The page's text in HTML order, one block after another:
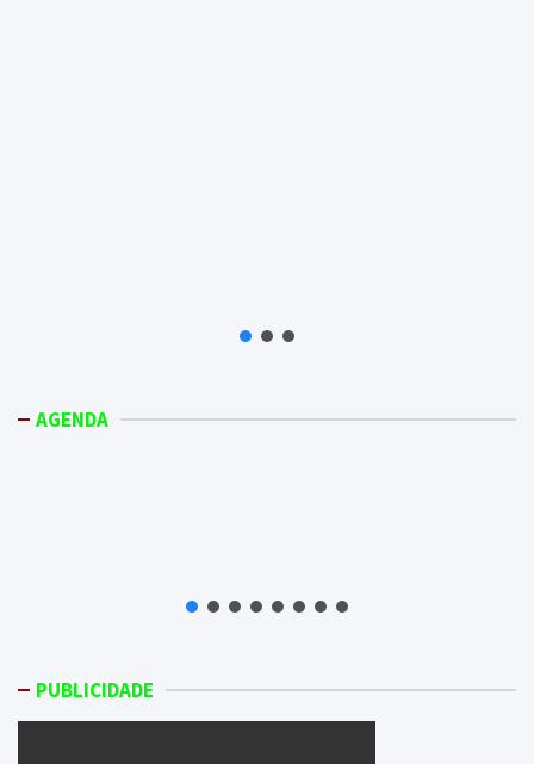
AGENDA
PUBLICIDADE